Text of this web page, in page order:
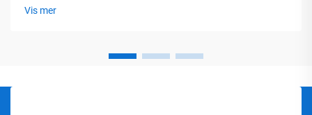
Vis mer